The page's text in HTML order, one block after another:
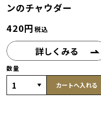
ンのチャウダー
420円税込
詳しくみる
数量
カートへ入れる